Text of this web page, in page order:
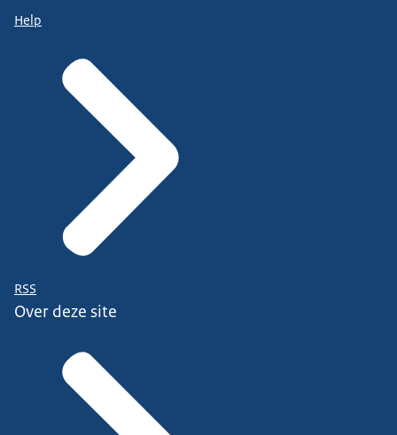
Help
RSS
Over deze site